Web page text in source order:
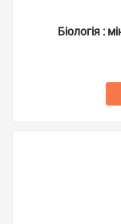
Біологія :